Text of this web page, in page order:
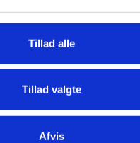
Tillad alle
Tillad valgte
Afvis
har en hjerne, ikke
Det lyder umiddelbart
en hjerne, og vi
går i stykker, så dør
virker måske abstrakt,